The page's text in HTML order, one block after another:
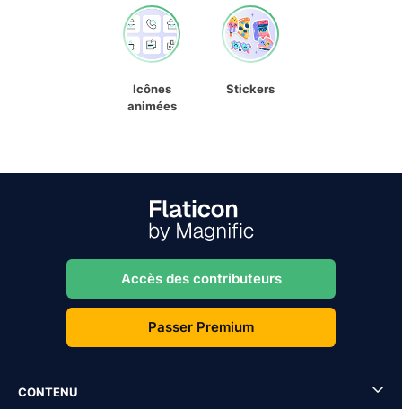
Icônes
animées
Stickers
Accès des contributeurs
Passer Premium
CONTENU